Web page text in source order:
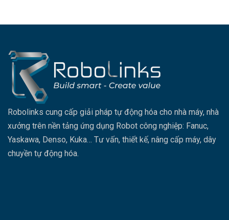
Robolinks cung cấp giải pháp tự động hóa cho nhà máy, nhà
xưởng trên nền tảng ứng dụng Robot công nghiệp: Fanuc,
Yaskawa, Denso, Kuka… Tư vấn, thiết kế, nâng cấp máy, dây
chuyền tự động hóa.